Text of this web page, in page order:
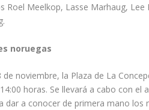
Roel Meelkop, Lasse Marhaug,
noruegas
noviembre, la Plaza de La
horas. Se llevará a cabo con
dar a conocer de primera mano